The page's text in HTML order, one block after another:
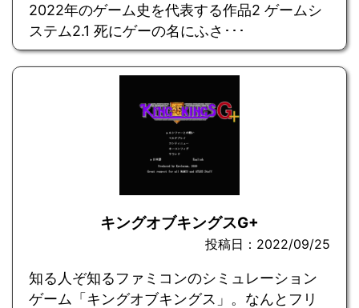
2022年のゲーム史を代表する作品2 ゲームシ
ステム2.1 死にゲーの名にふさ･･･
キングオブキングスG+
投稿日：2022/09/25
知る人ぞ知るファミコンのシミュレーション
ゲーム「キングオブキングス」。なんとフリ